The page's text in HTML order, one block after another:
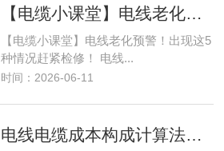
【电缆小课堂】电线老化预警！出现这5种情况赶紧检修！
【电缆小课堂】电线老化预警！出现这5
种情况赶紧检修！ 电线...
时间：2026-06-11
电线电缆成本构成计算法集锦